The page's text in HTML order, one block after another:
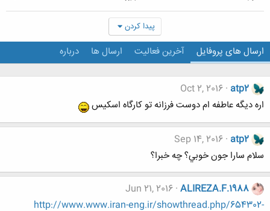
پیدا کردن
ارسال های پروفایل آخرین فعالیت ارسال ها درباره
atp2
Oct 2, 2016
اره ديگه عاطفه ام دوست فرزانه تو كارگاه اسكيس
atp2
Sep 14, 2016
سلام سارا جون خوبي؟ چه خبرا؟
ALIREZA.F.1988
Jun 21, 2016
http://www.www.iran-eng.ir/showthread.php/654302-